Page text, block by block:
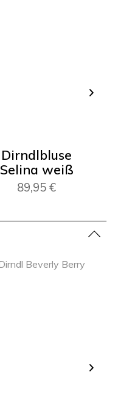
Dirndlbluse
Selina weiß
89,95 €